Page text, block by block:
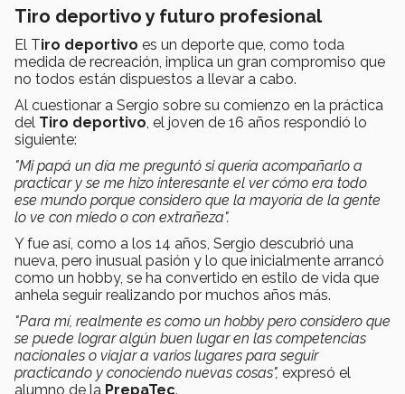
Tiro deportivo y futuro profesional
El Tiro deportivo es un deporte que, como toda
medida de recreación, implica un gran compromiso que
no todos están dispuestos a llevar a cabo.
Al cuestionar a Sergio sobre su comienzo en la práctica
del Tiro deportivo, el joven de 16 años respondió lo
siguiente:
"Mi papá un día me preguntó si quería acompañarlo a
practicar y se me hizo interesante el ver cómo era todo
ese mundo porque considero que la mayoría de la gente
lo ve con miedo o con extrañeza".
Y fue así, como a los 14 años, Sergio descubrió una
nueva, pero inusual pasión y lo que inicialmente arrancó
como un hobby, se ha convertido en estilo de vida que
anhela seguir realizando por muchos años más.
"Para mí, realmente es como un hobby pero considero que
se puede lograr algún buen lugar en las competencias
nacionales o viajar a varios lugares para seguir
practicando y conociendo nuevas cosas", expresó el
alumno de la PrepaTec.